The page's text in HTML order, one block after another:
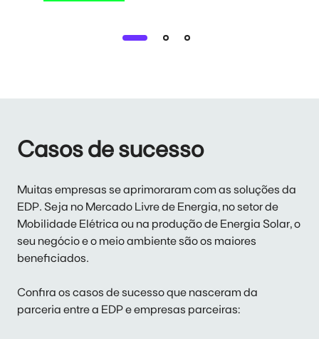
Casos de sucesso
Muitas empresas se aprimoraram com as soluções da
EDP. Seja no Mercado Livre de Energia, no setor de
Mobilidade Elétrica ou na produção de Energia Solar, o
seu negócio e o meio ambiente são os maiores
beneficiados.
Confira os casos de sucesso que nasceram da
parceria entre a EDP e empresas parceiras: